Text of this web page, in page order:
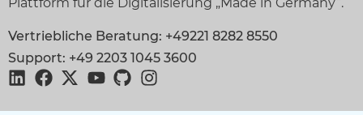
Vertriebliche Beratung: +49221 8282 8550
Support: +49 2203 1045 3600